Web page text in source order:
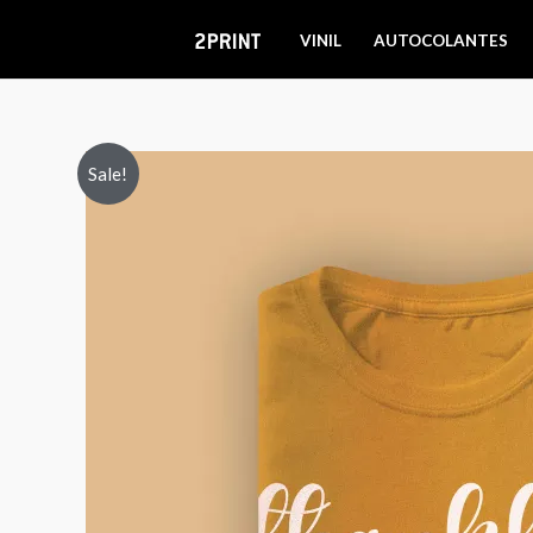
content
VINIL AUTOCOLANTES
Sale!